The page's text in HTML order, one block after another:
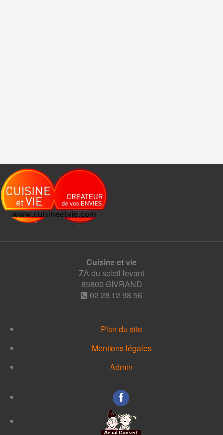
Cuisine et vie
ZA du soleil levant
85800 GIVRAND
02 28 12 98 56
Plan du site
Mentions légales
Admin